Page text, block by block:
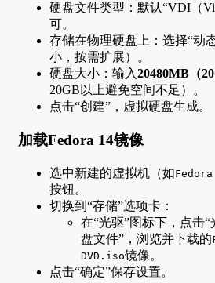
硬盘文件类型：默认“VDI（
可。
存储在物理硬盘上：选择“动
小，按需扩展）。
硬盘大小：输入20480MB（
20GB以上避免空间不足）。
点击“创建”，虚拟硬盘生成。
加载Fedora 14镜像
选中新建的虚拟机（如
按钮。
切换到“存储”选项卡：
在“光驱”图标下，点击
盘文件”，浏览并下载的
DVD.iso镜像。
点击“确定”保存设置。